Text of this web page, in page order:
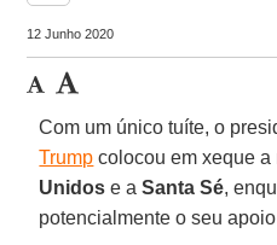
12 Junho 2020
Com um único tuíte, o
Trump colocou em xeque a
Unidos e aSanta Sé,
potencialmente o seu